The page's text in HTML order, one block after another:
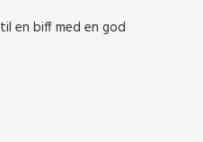
en biff med en god